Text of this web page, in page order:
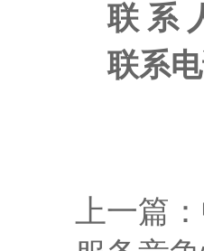
联 系
联系
上一篇：